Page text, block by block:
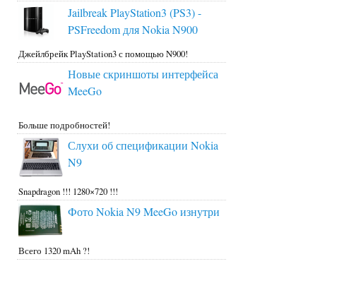
Jailbreak PlayStation3 (PS3) -
PSFreedom для Nokia N900
Джейлбрейк PlayStation3 с помощью N900!
Новые скриншоты интерфейса
MeeGo
Больше подробностей!
Слухи об спецификации Nokia
N9
Snapdragon !!! 1280×720 !!!
Фото Nokia N9 MeeGo изнутри
Всего 1320 mAh ?!